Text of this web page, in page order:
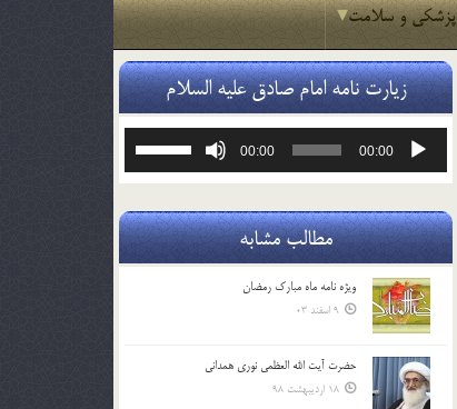
پزشکی و سلامت
زیارت نامه امام صادق علیه السلام
پخش‌کننده
00:00
00:00
یا
صدا
کلیدهای
مطالب مشابه
ویژه نامه ماه مبارک رمضان
9 اسفند 03
حضرت آیت الله العظمی نوری همدانی
18 اردیبهشت 98